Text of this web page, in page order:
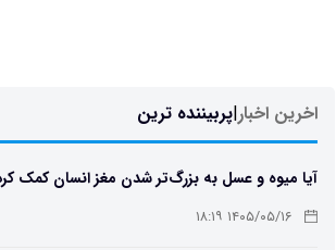
اخرین اخبار|پربیننده ترین
آیا میوه و عسل به بزرگ‌تر شدن مغز انسان کمک
۱۴۰۵/۰۵/۱۶ ۱۸:۱۹